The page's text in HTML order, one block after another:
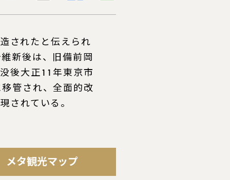
されたと伝えられ
新後は、旧備前岡
後大正11年東京市
管され、全面的改
されている。
メタ観光マップ